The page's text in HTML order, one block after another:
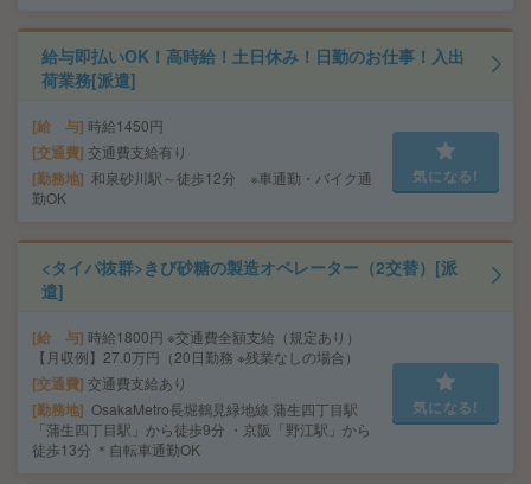
給与即払いOK！高時給！土日休み！日勤のお仕事！入出
荷業務[派遣]
給 与 時給1450円
交通費 交通費支給有り
勤務地 和泉砂川駅～徒歩12分 ※車通勤・バイク通
勤OK
気になる!
<タイパ抜群>きび砂糖の製造オペレーター（2交替）[派
遣]
給 与 時給1800円 ※交通費全額支給（規定あり）
【月収例】27.0万円（20日勤務 ※残業なしの場合）
交通費 交通費支給あり
勤務地 OsakaMetro長堀鶴見緑地線 蒲生四丁目駅
「蒲生四丁目駅」から徒歩9分 ・京阪「野江駅」から
徒歩13分 ＊自転車通勤OK
気になる!